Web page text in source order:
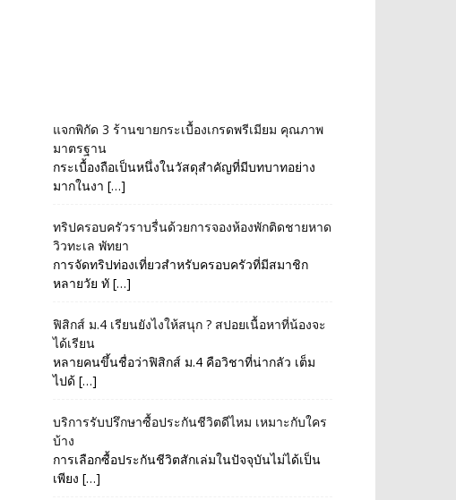
แจกพิกัด 3 ร้านขายกระเบื้องเกรดพรีเมียม คุณภาพ
มาตรฐาน
กระเบื้องถือเป็นหนึ่งในวัสดุสำคัญที่มีบทบาทอย่าง
มากในงา […]
ทริปครอบครัวราบรื่นด้วยการจองห้องพักติดชายหาด
วิวทะเล พัทยา
การจัดทริปท่องเที่ยวสำหรับครอบครัวที่มีสมาชิก
หลายวัย ทั […]
ฟิสิกส์ ม.4 เรียนยังไงให้สนุก ? สปอยเนื้อหาที่น้องจะ
ได้เรียน
หลายคนขึ้นชื่อว่าฟิสิกส์ ม.4 คือวิชาที่น่ากลัว เต็ม
ไปด้ […]
บริการรับปรึกษาซื้อประกันชีวิตดีไหม เหมาะกับใคร
บ้าง
การเลือกซื้อประกันชีวิตสักเล่มในปัจจุบันไม่ได้เป็น
เพียง […]